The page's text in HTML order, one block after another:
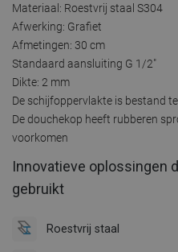
Materiaal: Roestvrij staal S304
Afwerking: Grafiet
Afmetingen: 30 cm
Standaard aansluiting G 1/2"
Dikte: 2 mm
De schijfoppervlakte is bestand
De douchekop heeft rubberen
voorkomen
Innovatieve oplossingen
gebruikt
Roestvrij staal